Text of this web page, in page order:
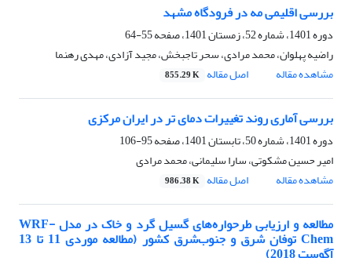
بررسی اقلیمی مه در فرودگاه مشهد
دوره 1401، شماره 52، زمستان 1401، صفحه
55-64
راضیه پهلوان، محمد مرادی، سحر تاجبخش، مجید آزادی، مهدی رهنما
مشاهده مقاله
اصل مقاله 855.29 K
بررسی آماری روند تغییرات دمای تر در ایران مرکزی
دوره 1401، شماره 50، تابستان 1401، صفحه
95-106
امیر حسین مشکوتی، سارا سلیمانی، محمد مرادی
مشاهده مقاله
اصل مقاله 986.38 K
مطالعه و ارزیابی طرحواره‌های گسیل گرد و خاک در مدل WRF-
Chem توفان شرق و جنوب‌شرق کشور (مطالعه موردی 11 تا 13